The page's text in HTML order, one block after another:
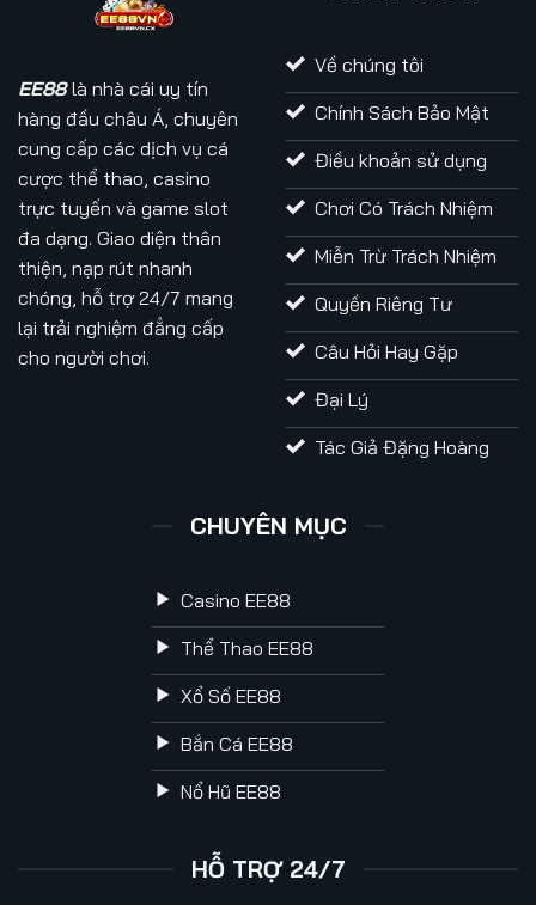
EE88 là nhà cái uy tín
hàng đầu châu Á, chuyên
cung cấp các dịch vụ cá
cược thể thao, casino
trực tuyến và game slot
đa dạng. Giao diện thân
thiện, nạp rút nhanh
chóng, hỗ trợ 24/7 mang
lại trải nghiệm đẳng cấp
cho người chơi.
Về chúng tôi
Chính Sách Bảo Mật
Điều khoản sử dụng
Chơi Có Trách Nhiệm
Miễn Trừ Trách Nhiệm
Quyền Riêng Tư
Câu Hỏi Hay Gặp
Đại Lý
Tác Giả Đặng Hoàng
CHUYÊN MỤC
Casino EE88
Thể Thao EE88
Xổ Số EE88
Bắn Cá EE88
Nổ Hũ EE88
HỖ TRỢ 24/7